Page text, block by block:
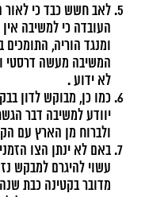
לאב חשש כבד כי לאור
העובדה כי למשיבה
ומנגד הוריה,
המשיבה מעשה דרסטי
לא ידוע .
כמו כן, מבוקש לדון
יוודע למשיבה דבר
ולברוח מן הארץ עם
באם לא ינתן הצו
עשוי להיגרם למבקש
מדובר בקטינה כבת